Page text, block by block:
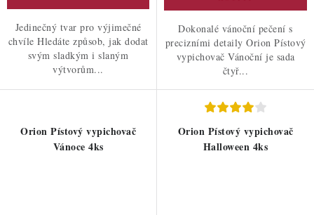
Jedinečný tvar pro výjimečné
chvíle Hledáte způsob, jak dodat
svým sladkým i slaným
výtvorům...
Dokonalé vánoční pečení s
precizními detaily Orion Pístový
vypichovač Vánoční je sada
čtyř...
Orion Pístový vypichovač
Vánoce 4ks
Orion Pístový vypichovač
Halloween 4ks